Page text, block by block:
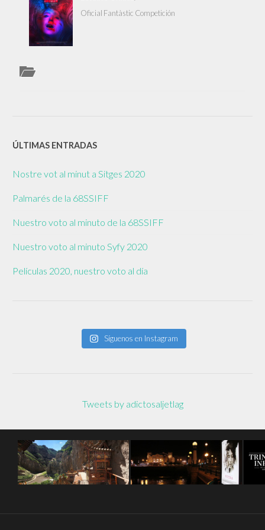
Oficial Fantàstic Competición
ÚLTIMAS ENTRADAS
Nostre vot al minut a Sitges 2020
Palmarés de la 68SSIFF
Nuestro voto al minuto de la 68SSIFF
Nuestro voto al minuto Syfy 2020
Películas 2020, nuestro voto al día
Síguenos en Instagram
Tweets by adictosaljetlag